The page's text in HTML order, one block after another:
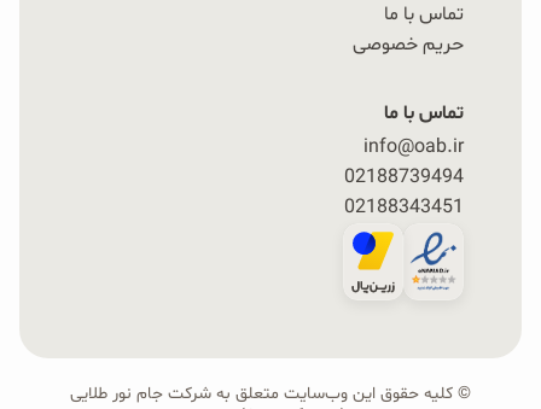
تماس با ما
حریم خصوصی
تماس با ما
info@oab.ir
02188739494
02188343451
© کلیه حقوق این وب‌سایت متعلق به شرکت جام نور طلایی